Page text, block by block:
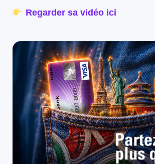
Regarder sa vidéo ici